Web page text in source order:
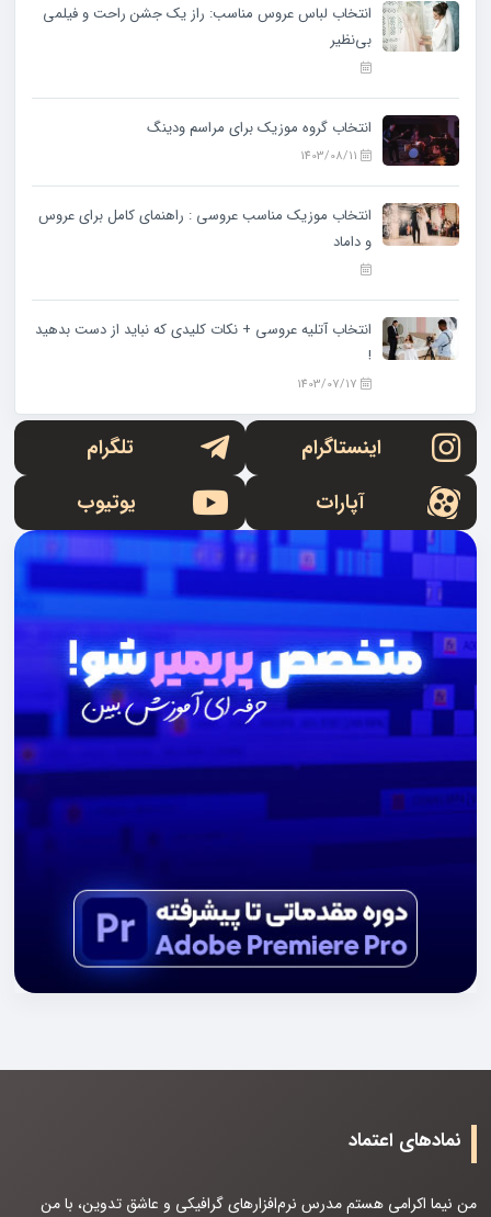
انتخاب لباس عروس مناسب: راز یک جشن راحت و فیلمی
بی‌نظیر
انتخاب گروه موزیک برای مراسم ودینگ
انتخاب موزیک مناسب عروسی : راهنمای کامل برای عروس
و داماد
انتخاب آتلیه عروسی + نکات کلیدی که نباید از دست بدهید
!
اینستاگرام
تلگرام
آپارات
یوتیوب
نمادهای اعتماد
من نیما اکرامی هستم مدرس نرم‌افزارهای گرافیکی و عاشق تدوین، با من